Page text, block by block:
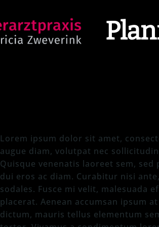
Lorem ipsum dolor sit amet,
augue diam, volutpat nec
Quisque venenatis laoreet sem,
dui eros ac diam. Curabitur nisi
sodales. Fusce mi velit, malesuada
placerat. Aenean accumsan ipsum
dictum, mauris tellus elementum